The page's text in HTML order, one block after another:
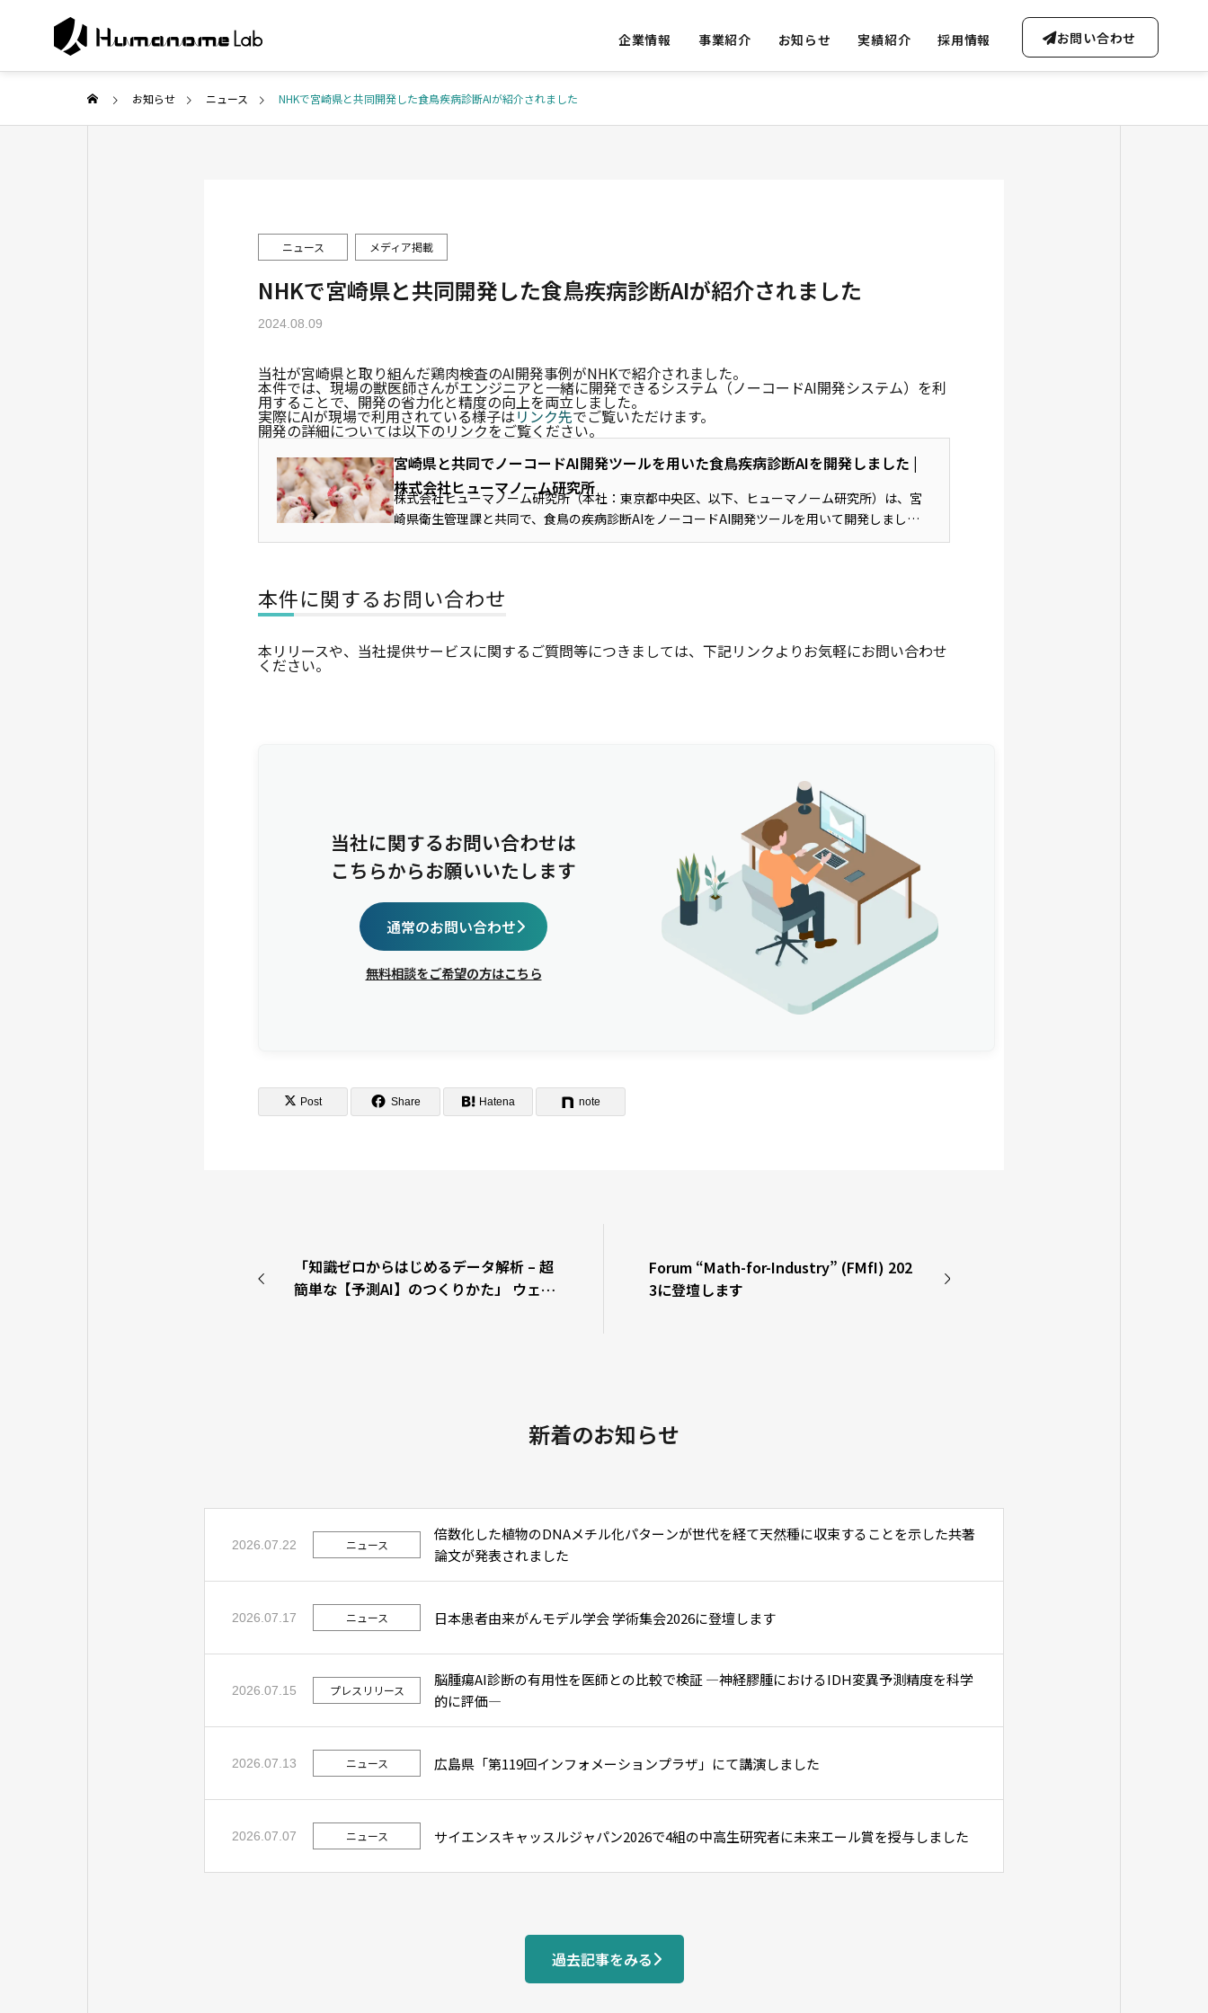
企業情報 事業紹介 お知らせ 実績紹介 採用情報 お問い合わせ
PUBLISHED
研究・メディア実績
ACCESS
Collaborative Re
共同研究・開発 AIコンサルテーション バイタルデータ事業 生成AI事業
お知らせ ニュース NHKで宮崎県と共同開発した食鳥疾病診断AIが紹介されました
ニュース メディア掲載
NHKで宮崎県と共同開発した食鳥疾病診断AIが紹介されました
2024.08.09
当社が宮崎県と取り組んだ鶏肉検査のAI開発事例がNHKで紹介されました。
本件では、現場の獣医師さんがエンジニアと一緒に開発できるシステム（ノーコードAI開発システム）を利
用することで、開発の省力化と精度の向上を両立しました。
実際にAIが現場で利用されている様子はリンク先でご覧いただけます。
開発の詳細については以下のリンクをご覧ください。
宮崎県と共同でノーコードAI開発ツールを用いた食鳥疾病診断AIを開発しました |
株式会社ヒューマノーム研究所
株式会社ヒューマノーム研究所（本社：東京都中央区、以下、ヒューマノーム研究所）は、宮
崎県衛生管理課と共同で、食鳥の疾病診断AIをノーコードAI開発ツールを用いて開発しまし
た。
本件に関するお問い合わせ
本リリースや、当社提供サービスに関するご質問等につきましては、下記リンクよりお気軽にお問い合わせ
ください。
当社に関するお問い合わせは
こちらからお願いいたします
通常のお問い合わせ
無料相談をご希望の方はこちら
Post Share Hatena note
「知識ゼロからはじめるデータ解析 – 超
簡単な【予測AI】のつくりかた」 ウェビ
Forum “Math-for-Industry” (FMfI) 202
3に登壇します
新着のお知らせ
2026.07.22 ニュース
倍数化した植物のDNAメチル化パターンが世代を経て天然種に収束することを示した共著
論文が発表されました
2026.07.17 ニュース 日本患者由来がんモデル学会 学術集会2026に登壇します
2026.07.15 プレスリリース
脳腫瘍AI診断の有用性を医師との比較で検証 ―神経膠腫におけるIDH変異予測精度を科学
的に評価―
2026.07.13 ニュース 広島県「第119回インフォメーションプラザ」にて講演しました
2026.07.07 ニュース サイエンスキャッスルジャパン2026で4組の中高生研究者に未来エール賞を授与しました
過去記事をみる